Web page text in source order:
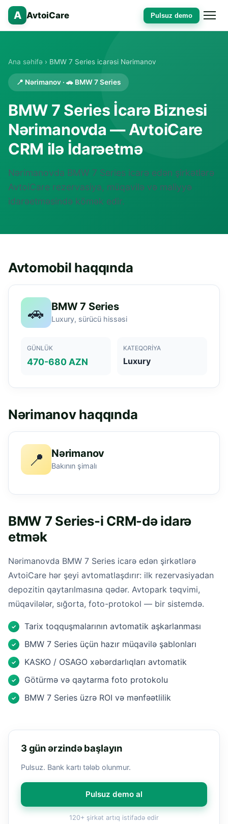
A AvtoiCare Pulsuz demo
Ana səhifə › BMW 7 Series icarəsi Nərimanov
📍 Nərimanov · 🚗 BMW 7 Series
BMW 7 Series İcarə Biznesi
Nərimanovda — AvtoiCare
CRM ilə İdarəetmə
Nərimanovda BMW 7 Series icarə edən şirkətlərə
AvtoiCare rezervasiya, müqavilə və maliyyə
idarəetməsində kömək edir.
Avtomobil haqqında
🚗 BMW 7 Series
Luxury, sürücü hissəsi
GÜNLÜK
470-680 AZN
KATEQORIYA
Luxury
Nərimanov haqqında
📍 Nərimanov
Bakının şimalı
BMW 7 Series-i CRM-də idarə
etmək
Nərimanovda BMW 7 Series icarə edən şirkətlərə
AvtoiCare hər şeyi avtomatlaşdırır: ilk rezervasiyadan
depozitin qaytarılmasına qədər. Avtopark təqvimi,
müqavilələr, sığorta, foto-protokol — bir sistemdə.
✓ Tarix toqquşmalarının avtomatik aşkarlanması
✓ BMW 7 Series üçün hazır müqavilə şablonları
✓ KASKO / OSAGO xəbərdarlıqları avtomatik
✓ Götürmə və qaytarma foto protokolu
✓ BMW 7 Series üzrə ROI və mənfəətlilik
3 gün ərzində başlayın
Pulsuz. Bank kartı tələb olunmur.
Pulsuz demo al
120+ şirkət artıq istifadə edir